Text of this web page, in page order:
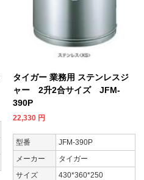
タイガー 業務用 ステンレスジ
ャー 2升2合サイズ JFM-
390P
22,330 円
型番
JFM-390P
メーカー
タイガー
サイズ
430*360*250